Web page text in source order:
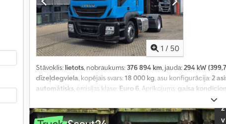
1 / 50
Stāvoklis: lietots, nobraukums: 376 894 km, jauda:294 kW
dīzeļdegviela, kopējais svars:18 000 kg, asu konfigurācija:2
automātisks, emisijas klase: Euro 6, Aprīkojums: gaisa
m
u
z
v